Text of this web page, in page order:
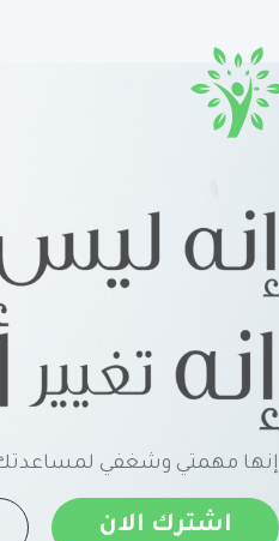
إنها مهمتي وشغفي
اشترك الان